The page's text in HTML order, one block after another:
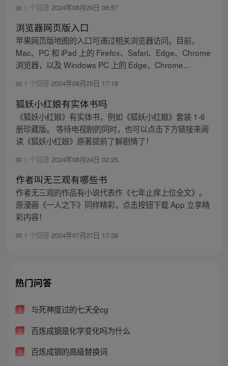
1 个回答 2024年08月29日 08:57
浏览器网页版入口
苹果网页版地图的入口可通过相关浏览器访问。目前，
Mac、PC 和 iPad 上的 Firefox、Safari、Edge、Chrome
浏览器，以及 Windows PC 上的 Edge、Chrome...
1 个回答 2024年08月25日 17:18
狐妖小红娘有实体书吗
《狐妖小红娘》有实体书，例如《狐妖小红娘》套装 1-6
册珍藏版。 等待电视剧的同时，也可以点击下方链接来阅
读《狐妖小红娘》原著提前了解剧情了！
1 个回答 2024年08月24日 02:25
作者叫无三观有哪些书
作者无三观的作品有小说代表作《七年止痒上位全文》。
原漫画《一人之下》同样精彩，点击按钮下载 App 立享精
彩内容！
1 个回答 2024年07月27日 17:38
热门问答
1 与死神度过的七天全cg
2 百炼成钢是化学变化吗为什么
3 百炼成钢的高级替换词